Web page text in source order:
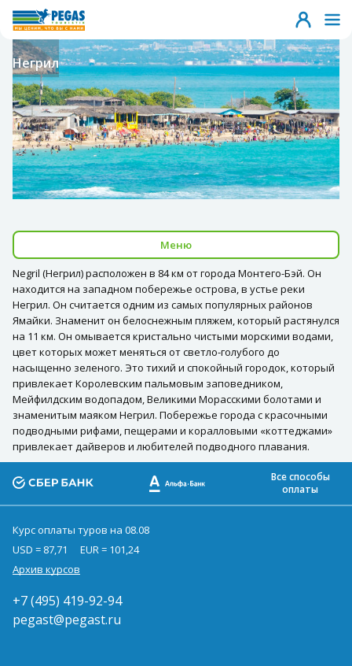
Негрил
Меню
Negril (Негрил) расположен в 84 км от города Монтего-Бэй. Он
находится на западном побережье острова, в устье реки
Негрил. Он считается одним из самых популярных районов
Ямайки. Знаменит он белоснежным пляжем, который растянулся
на 11 км. Он омывается кристально чистыми морскими водами,
цвет которых может меняться от светло-голубого до
насыщенно зеленого. Это тихий и спокойный городок, который
привлекает Королевским пальмовым заповедником,
Мейфилдским водопадом, Великими Морасскими болотами и
знаменитым маяком Негрил. Побережье города с красочными
подводными рифами, пещерами и коралловыми «коттеджами»
привлекает дайверов и любителей подводного плавания.
Все способы
оплаты
Курс оплаты туров на 08.08
USD = 87,71
EUR = 101,24
Архив курсов
+7 (495) 419-92-94
pegast@pegast.ru